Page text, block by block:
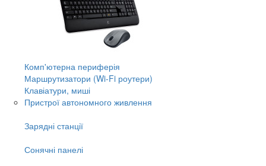
Комп'ютерна периферія
Маршрутизатори (Wi-Fi роутери)
Клавіатури, миші
Пристрої автономного живлення
Зарядні станції
Сонячні панелі